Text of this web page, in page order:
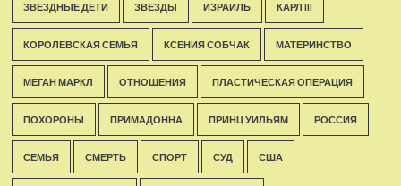
ЗВЕЗДНЫЕ ДЕТИ ЗВЕЗДЫ ИЗРАИЛЬ КАРЛ III
КОРОЛЕВСКАЯ СЕМЬЯ КСЕНИЯ СОБЧАК МАТЕРИНСТВО
МЕГАН МАРКЛ ОТНОШЕНИЯ ПЛАСТИЧЕСКАЯ ОПЕРАЦИЯ
ПОХОРОНЫ ПРИМАДОННА ПРИНЦ УИЛЬЯМ РОССИЯ
СЕМЬЯ СМЕРТЬ СПОРТ СУД США